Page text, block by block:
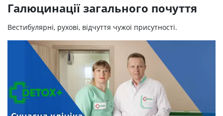
Галюцинації загального почуття
Вестибулярні, рухові, відчуття чужої присутності.